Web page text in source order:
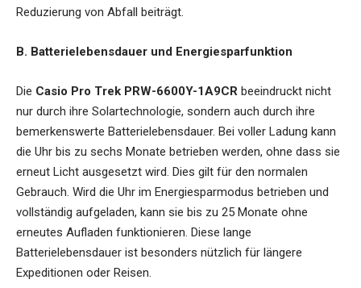
Reduzierung von Abfall beiträgt.
B. Batterielebensdauer und Energiesparfunktion
Die Casio Pro Trek PRW-6600Y-1A9CR beeindruckt nicht
nur durch ihre Solartechnologie, sondern auch durch ihre
bemerkenswerte Batterielebensdauer. Bei voller Ladung kann
die Uhr bis zu sechs Monate betrieben werden, ohne dass sie
erneut Licht ausgesetzt wird. Dies gilt für den normalen
Gebrauch. Wird die Uhr im Energiesparmodus betrieben und
vollständig aufgeladen, kann sie bis zu 25 Monate ohne
erneutes Aufladen funktionieren. Diese lange
Batterielebensdauer ist besonders nützlich für längere
Expeditionen oder Reisen.